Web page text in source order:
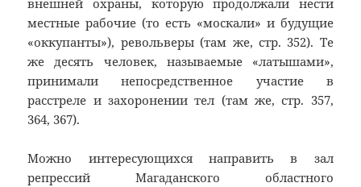
внешней охраны, которую продолжали нести
местные рабочие (то есть «москали» и будущие
«оккупанты»), револьверы (там же, стр. 352). Те
же десять человек, называемые «латышами»,
принимали непосредственное участие в
расстреле и захоронении тел (там же, стр. 357,
364, 367).
Можно интересующихся направить в зал
репрессий Магаданского областного